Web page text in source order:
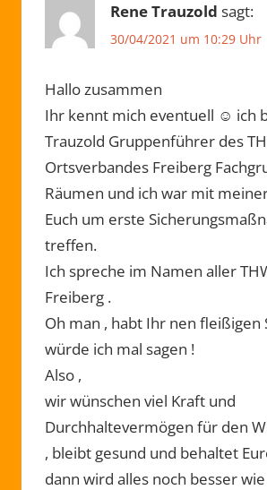
Rene Trauzold sagt:
30/04/2021 um 10:29 Uhr
Hallo zusammen
Ihr kennt mich eventuell ☺ ich
Trauzold Gruppenführer des
Ortsverbandes Freiberg
Räumen und ich war mit
Euch um erste
treffen.
Ich spreche im Namen aller
Freiberg .
Oh man , habt Ihr nen fleißigen
würde ich mal sagen !
Also ,
wir wünschen viel Kraft und
Durchhaltevermögen für den
, bleibt gesund und behaltet
dann wird alles noch besser